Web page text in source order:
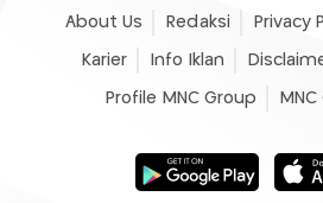
About Us Redaksi Privacy
Karier Info Iklan
Profile MNC Group